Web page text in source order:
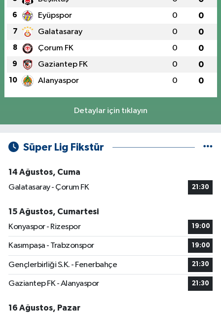
6 Eyüpspor 0 0
7 Galatasaray 0 0
8 Çorum FK 0 0
9 Gaziantep FK 0 0
10 Alanyaspor 0 0
Detaylar için tıklayın
Süper Lig Fikstür
14 Ağustos, Cuma
Galatasaray - Çorum FK
21:30
15 Ağustos, Cumartesi
Konyaspor - Rizespor
19:00
Kasımpaşa - Trabzonspor 19:00
Gençlerbirliği S.K. - Fenerbahçe 21:30
Gaziantep FK - Alanyaspor 21:30
16 Ağustos, Pazar